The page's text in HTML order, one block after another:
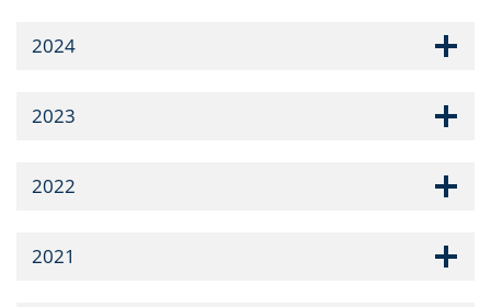
2024
2023
2022
2021